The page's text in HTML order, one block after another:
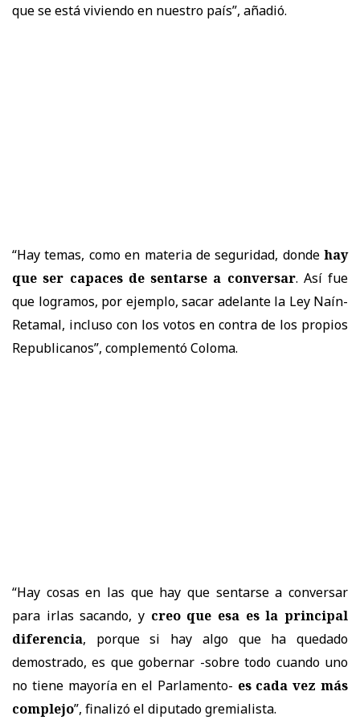
que se está viviendo en nuestro país”, añadió.
“Hay temas, como en materia de seguridad, donde hay
que ser capaces de sentarse a conversar. Así fue
que logramos, por ejemplo, sacar adelante la Ley Naín-
Retamal, incluso con los votos en contra de los propios
Republicanos”, complementó Coloma.
“Hay cosas en las que hay que sentarse a conversar
para irlas sacando, y creo que esa es la principal
diferencia, porque si hay algo que ha quedado
demostrado, es que gobernar -sobre todo cuando uno
no tiene mayoría en el Parlamento- es cada vez más
complejo”, finalizó el diputado gremialista.